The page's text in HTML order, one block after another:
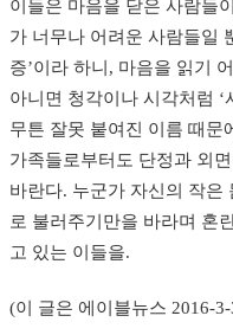
이들은 마음을 닫은 사람들
가 너무나 어려운 사람들일
증’이라 하니, 마음을 읽기
아니면 청각이나 시각처럼
무튼 잘못 붙여진 이름 때문
가족들로부터도 단정과 외
바란다. 누군가 자신의 작은
로 불러주기만을 바라며 혼
고 있는 이들을.
(이 글은 에이블뉴스 2016-